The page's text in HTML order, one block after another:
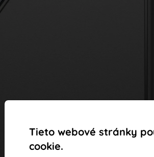
Tieto webové stránky
cookie.